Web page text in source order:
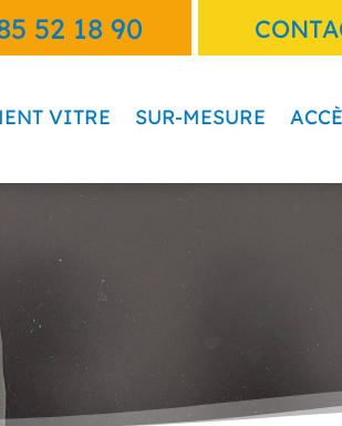
52 18 90
VITRE SUR-MESURE